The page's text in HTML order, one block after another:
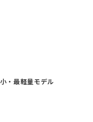
・最軽量モデル